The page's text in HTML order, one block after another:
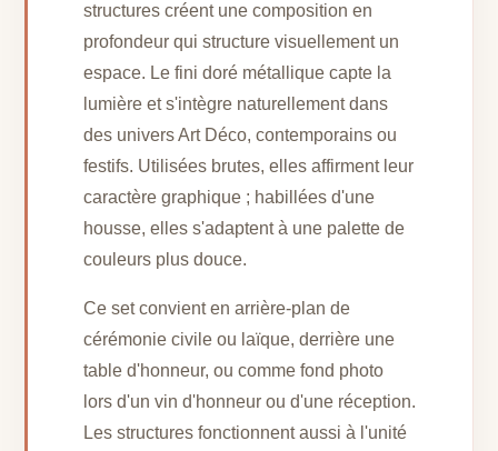
structures créent une composition en
profondeur qui structure visuellement un
espace. Le fini doré métallique capte la
lumière et s'intègre naturellement dans
des univers Art Déco, contemporains ou
festifs. Utilisées brutes, elles affirment leur
caractère graphique ; habillées d'une
housse, elles s'adaptent à une palette de
couleurs plus douce.
Ce set convient en arrière-plan de
cérémonie civile ou laïque, derrière une
table d'honneur, ou comme fond photo
lors d'un vin d'honneur ou d'une réception.
Les structures fonctionnent aussi à l'unité